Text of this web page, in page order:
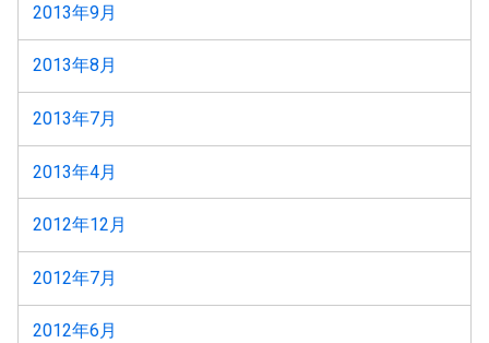
2013年9月
2013年8月
2013年7月
2013年4月
2012年12月
2012年7月
2012年6月